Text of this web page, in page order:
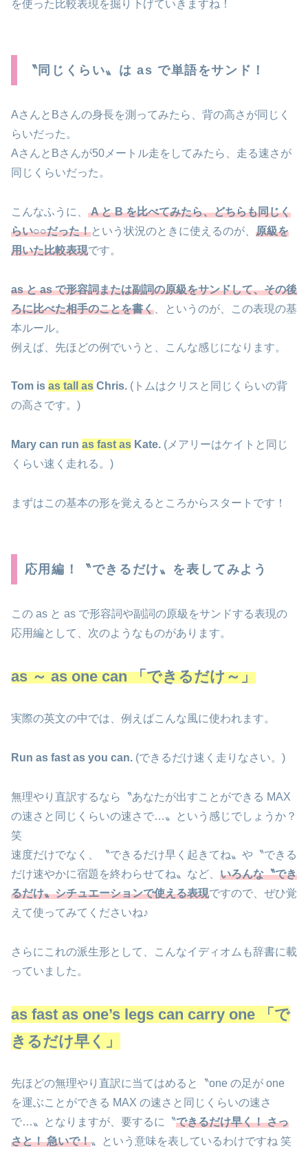
を使った比較表現を掘り下げていきますね！
〝同じくらい〟は as で単語をサンド！
AさんとBさんの身長を測ってみたら、背の高さが同じく
らいだった。
AさんとBさんが50メートル走をしてみたら、走る速さが
同じくらいだった。
こんなふうに、 A と B を比べてみたら、どちらも同じく
らい○○だった！という状況のときに使えるのが、 原級を
用いた比較表現です。
as と as で形容詞または副詞の原級をサンドして、その後
ろに比べた相手のことを書く 、というのが、この表現の基
本ルール。
例えば、先ほどの例でいうと、こんな感じになります。
Tom is as tall as Chris. (トムはクリスと同じくらいの背
の高さです。)
Mary can run as fast as Kate. (メアリーはケイトと同じ
くらい速く走れる。)
まずはこの基本の形を覚えるところからスタートです！
応用編！〝できるだけ〟を表してみよう
この as と as で形容詞や副詞の原級をサンドする表現の
応用編として、次のようなものがあります。
as～ as one can 「できるだけ～」
実際の英文の中では、例えばこんな風に使われます。
Run as fast as you can. (できるだけ速く走りなさい。)
無理やり直訳するなら〝あなたが出すことができる MAX
の速さと同じくらいの速さで…〟という感じでしょうか？
笑
速度だけでなく、〝できるだけ早く起きてね〟や〝できる
だけ速やかに宿題を終わらせてね〟など、 いろんな〝でき
るだけ〟シチュエーションで使える表現ですので、ぜひ覚
えて使ってみてくださいね♪
さらにこれの派生形として、こんなイディオムも辞書に載
っていました。
as fast as one’s legs can carry one 「で
きるだけ早く」
先ほどの無理やり直訳に当てはめると〝one の足が one
を運ぶことができる MAX の速さと同じくらいの速さ
で…〟となりますが、要するに〝できるだけ早く！ さっ
さと！ 急いで！〟という意味を表しているわけですね 笑